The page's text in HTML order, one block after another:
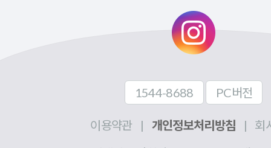
1544-8688 PC버전
이용약관 | 개인정보처리방침 |
회